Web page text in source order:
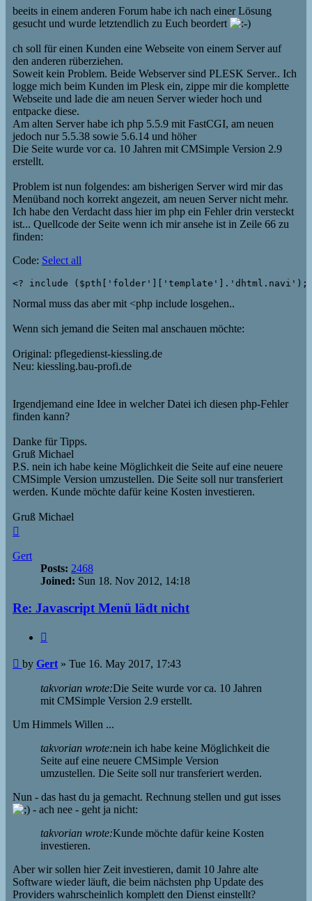
beeits in einem anderen Forum habe ich nach einer Lösung
gesucht und wurde letztendlich zu Euch beordert
ch soll für einen Kunden eine Webseite von einem Server auf
den anderen rüberziehen.
Soweit kein Problem. Beide Webserver sind PLESK Server.. Ich
logge mich beim Kunden im Plesk ein, zippe mir die komplette
Webseite und lade die am neuen Server wieder hoch und
entpacke diese.
Am alten Server habe ich php 5.5.9 mit FastCGI, am neuen
jedoch nur 5.5.38 sowie 5.6.14 und höher
Die Seite wurde vor ca. 10 Jahren mit CMSimple Version 2.9
erstellt.
Problem ist nun folgendes: am bisherigen Server wird mir das
Menüband noch korrekt angezeit, am neuen Server nicht mehr.
Ich habe den Verdacht dass hier im php ein Fehler drin versteckt
ist... Quellcode der Seite wenn ich mir ansehe ist in Zeile 66 zu
finden:
Code: Select all
<? include ($pth['folder']['template'].'dhtml.navi');
Normal muss das aber mit <php include losgehen..
Wenn sich jemand die Seiten mal anschauen möchte:
Original: pflegedienst-kiessling.de
Neu: kiessling.bau-profi.de
Irgendjemand eine Idee in welcher Datei ich diesen php-Fehler
finden kann?
Danke für Tipps.
Gruß Michael
P.S. nein ich habe keine Möglichkeit die Seite auf eine neuere
CMSimple Version umzustellen. Die Seite soll nur transferiert
werden. Kunde möchte dafür keine Kosten investieren.
Gruß Michael
Gert
Posts: 2468
Joined: Sun 18. Nov 2012, 14:18
Re: Javascript Menü lädt nicht
Post
by Gert » Tue 16. May 2017, 17:43
takvorian wrote:Die Seite wurde vor ca. 10 Jahren
mit CMSimple Version 2.9 erstellt.
Um Himmels Willen ...
takvorian wrote:nein ich habe keine Möglichkeit die
Seite auf eine neuere CMSimple Version
umzustellen. Die Seite soll nur transferiert werden.
Nun - das hast du ja gemacht. Rechnung stellen und gut isses
- ach nee - geht ja nicht:
takvorian wrote:Kunde möchte dafür keine Kosten
investieren.
Aber wir sollen hier Zeit investieren, damit 10 Jahre alte
Software wieder läuft, die beim nächsten php Update des
Providers wahrscheinlich komplett den Dienst einstellt?